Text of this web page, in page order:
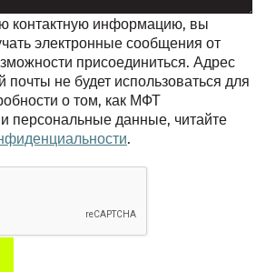
контактную информацию, вы
электронные сообщения от
присоединиться. Адрес
не будет использоваться для
о том, как МФТ
персональные данные, читайте
.